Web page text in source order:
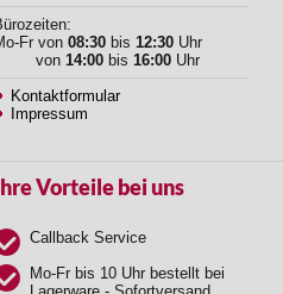
Fr von 08:30 bis 12:30 Uhr
von 14:00 bis 16:00 Uhr
Kontaktformular
Impressum
Vorteile bei uns
Callback Service
Mo-Fr bis 10 Uhr bestellt bei